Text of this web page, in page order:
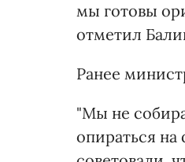
мы готовы
отметил
Ранее
"Мы не
опираться